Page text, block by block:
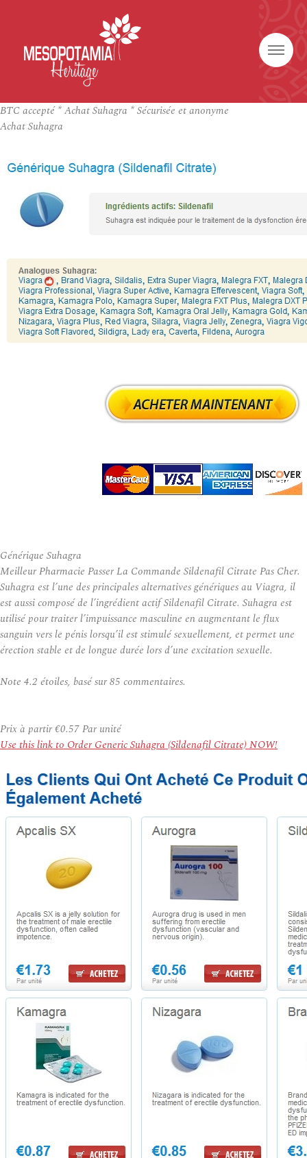
BTC accepté * Achat Suhagra * Sécurisée et anonyme
Achat Suhagra
Générique Suhagra
Meilleur Pharmacie Passer La Commande Sildenafil Citrate Pas Cher.
Suhagra est l’une des principales alternatives génériques au Viagra, il
est aussi composé de l’ingrédient actif Sildenafil Citrate. Suhagra est
utilisé pour traiter l’impuissance masculine en augmentant le flux
sanguin vers le pénis lorsqu’il est stimulé sexuellement, et permet une
érection stable et de longue durée lors d’une excitation sexuelle.
Note 4.2 étoiles, basé sur85 commentaires.
Prix à partir€0.57Par unité
Use this link to Order Generic Suhagra (Sildenafil Citrate) NOW!